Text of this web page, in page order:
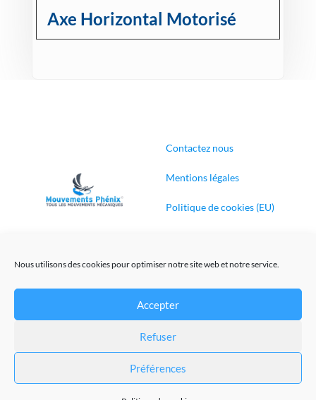
Nous utilisons des cookies pour optimiser notre site web et notre service.
Accepter
Refuser
Préférences
Axe Horizontal Motorisé
Contactez nous
Mentions légales
Politique de cookies (EU)
@Mouvements-Phenix 2023